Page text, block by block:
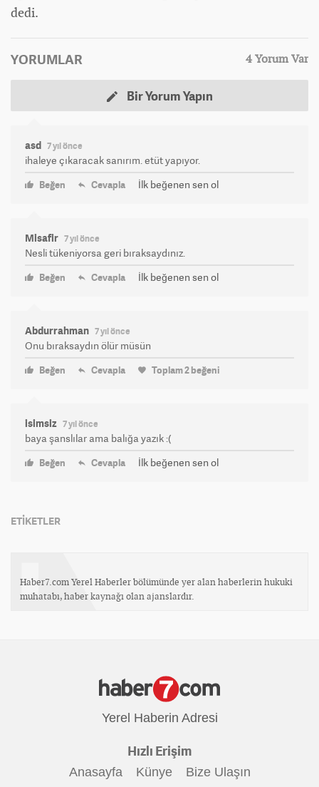
dedi.
YORUMLAR 4 Yorum Var
Bir Yorum Yapın
asd 7 yıl önce
ihaleye çıkaracak sanırım. etüt yapıyor.
Beğen Cevapla İlk beğenen sen ol
Misafir 7 yıl önce
Nesli tükeniyorsa geri bıraksaydınız.
Beğen Cevapla İlk beğenen sen ol
Abdurrahman 7 yıl önce
Onu bıraksaydın ölür müsün
Beğen Cevapla Toplam2beğeni
isimsiz 7 yıl önce
baya şanslılar ama balığa yazık :(
Beğen Cevapla İlk beğenen sen ol
ETİKETLER
Haber7.com Yerel Haberler bölümünde yer alan haberlerin hukuki
muhatabı, haber kaynağı olan ajanslardır.
Yerel Haberin Adresi
Hızlı Erişim
Anasayfa Künye Bize Ulaşın